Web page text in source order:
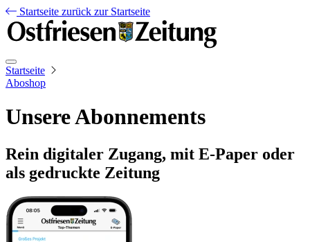
Startseite zurück zur Startseite
Startseite
Aboshop
Unsere Abonnements
Rein digitaler Zugang, mit E-Paper oder
als gedruckte Zeitung